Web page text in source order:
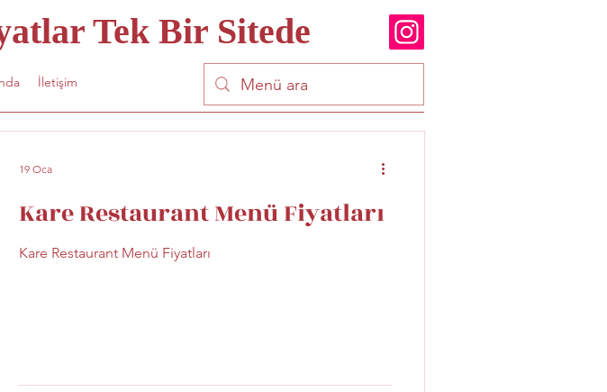
Tek Bir Sitede
İletişim
Kare Restaurant Menü Fiyatları
Kare Restaurant Menü Fiyatları
19 Oca